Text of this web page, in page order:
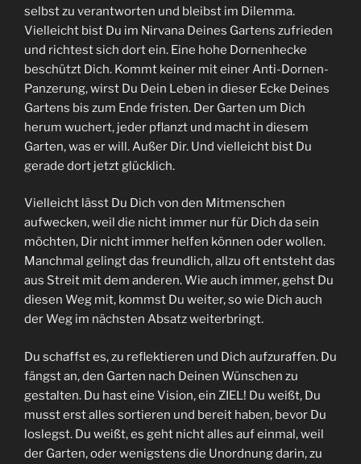
selbst zu verantworten und bleibst im Dilemma.
Vielleicht bist Du im Nirvana Deines Gartens zufrieden
und richtest sich dort ein. Eine hohe Dornenhecke
beschützt Dich. Kommt keiner mit einer Anti-Dornen-
Panzerung, wirst Du Dein Leben in dieser Ecke Deines
Gartens bis zum Ende fristen. Der Garten um Dich
herum wuchert, jeder pflanzt und macht in diesem
Garten, was er will. Außer Dir. Und vielleicht bist Du
gerade dort jetzt glücklich.
Vielleicht lässt Du Dich von den Mitmenschen
aufwecken, weil die nicht immer nur für Dich da sein
möchten, Dir nicht immer helfen können oder wollen.
Manchmal gelingt das freundlich, allzu oft entsteht das
aus Streit mit dem anderen. Wie auch immer, gehst Du
diesen Weg mit, kommst Du weiter, so wie Dich auch
der Weg im nächsten Absatz weiterbringt.
Du schaffst es, zu reflektieren und Dich aufzuraffen. Du
fängst an, den Garten nach Deinen Wünschen zu
gestalten. Du hast eine Vision, ein ZIEL! Du weißt, Du
musst erst alles sortieren und bereit haben, bevor Du
loslegst. Du weißt, es geht nicht alles auf einmal, weil
der Garten, oder wenigstens die Unordnung darin, zu